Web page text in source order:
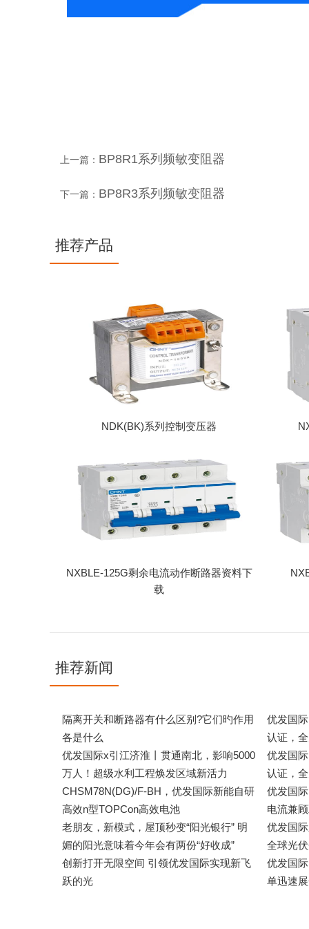
上一篇： BP8R1系列频敏变阻器
下一篇： BP8R3系列频敏变阻器
推荐产品
NDK(BK)系列控制变压器
NXBLE-125G剩余电流动作断路器资料下
载
推荐新闻
隔离开关和断路器有什么区别?它们旳作用
各是什么
优发
认证，
优发国际x引江济淮丨贯通南北，影响5000
万人！超级水利工程焕发区域新活力
优发国际
认证，
CHSM78N(DG)/F-BH，优发国际新能自研
高效n型TOPCon高效电池
优发国
电流兼
老朋友，新模式，屋顶秒变“阳光银行” 明
媚的阳光意味着今年会有两份“好收成”
优发国际
全球光
创新打开无限空间 引领优发国际实现新飞
跃的光
优
单迅速